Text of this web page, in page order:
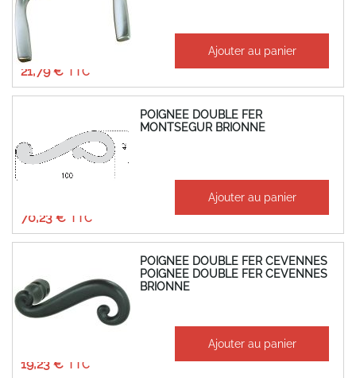
À partir de
21,79 €
18,16 € Ajouter au panier
POIGNEE DOUBLE FER
MONTSEGUR BRIONNE
70,23 €
Ajouter au panier
POIGNEE DOUBLE FER CEVENNES
POIGNEE DOUBLE FER CEVENNES
BRIONNE
19,23 €
Ajouter au panier